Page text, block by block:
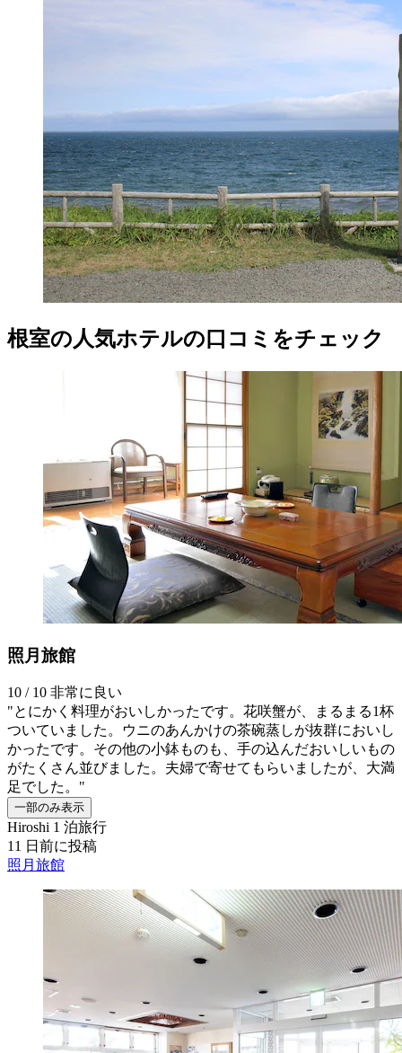
根室の人気ホテルの口コミをチェック
照月旅館
10 / 10 非常に良い
"とにかく料理がおいしかったです。花咲蟹が、まるまる1杯
ついていました。ウニのあんかけの茶碗蒸しが抜群においし
かったです。その他の小鉢ものも、手の込んだおいしいもの
がたくさん並びました。夫婦で寄せてもらいましたが、大満
足でした。"
一部のみ表示
Hiroshi 1 泊旅行
11 日前に投稿
照月旅館